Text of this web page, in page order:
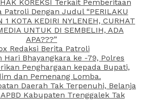
KOREKSI Terkait Pemberitaan
Patroli Dengan Judul “PERILAKU
1 KOTA KEDIRI NYLENEH, CURHAT
UNTUK DI SEMBELIH, ADA
APA???”
Redaksi Berita Patroli
Hari Bhayangkara ke -79, Polres
Penghargaan kepada Bupati,
dan Pemenang Lomba.
Daerah Tak Terpenuhi, Belanja
Kabupaten Trenggalek Tak